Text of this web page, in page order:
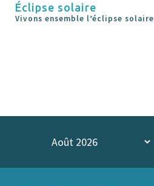
Éclipse solaire
Vivons ensemble l’éclipse solaire